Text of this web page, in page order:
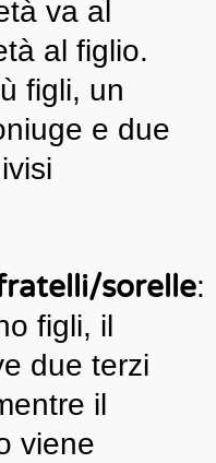
va al
al figlio.
figli, un
e due
sorelle:
figli, il
due terzi
il
viene